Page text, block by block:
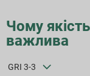
Чому
важлива
GRI 3-3